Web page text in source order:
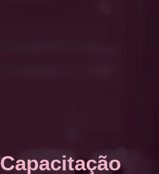
Capacitação